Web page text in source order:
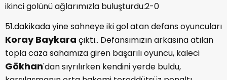
ikinci golünü ağlarımızla buluşturdu:2-0
51.dakikada yine sahneye iki gol atan defans oyuncuları
Koray Baykara çıktı.. Defansımızın arkasına atılan
topla caza sahamıza giren başarılı oyuncu, kaleci
Gökhan'dan sıyrılırken kendini yerde buldu,